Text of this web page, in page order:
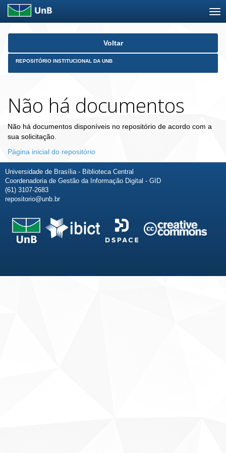
Skip
Voltar
REPOSITÓRIO INSTITUCIONAL DA UNB
Não há documentos
Não há documentos disponíveis no repositório de acordo com a
sua solicitação.
Página inicial do repositório
Universidade de Brasília - Biblioteca Central
Coordenadoria de Gestão da Informação Digital - GID
(61) 3107-2683
repositorio@unb.br